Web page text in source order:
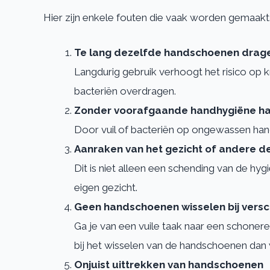
Hier zijn enkele fouten die vaak worden
Te lang dezelfde handschoenen
Langdurig gebruik verhoogt het risico op
bacteriën overdragen.
Zonder voorafgaande handhygiëne
Door vuil of bacteriën op ongewassen
Aanraken van het gezicht of andere
Dit is niet alleen een schending van de
eigen gezicht.
Geen handschoenen wisselen bij
Ga je van een vuile taak naar een
bij het wisselen van de handschoenen
Onjuist uittrekken van handschoenen